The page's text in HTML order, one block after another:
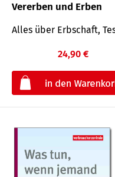
Vererben und Erben
Alles über Erbschaft,
24,90 €